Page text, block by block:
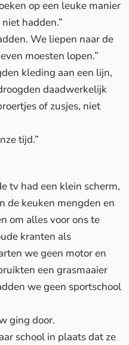
op een leuke manier
hadden.”
We liepen naar de
moesten lopen.”
kleding aan een lijn,
daadwerkelijk
of zusjes, niet
tijd.”
tv had een klein scherm,
de keuken mengden en
om alles voor ons te
kranten als
we geen motor en
een grasmaaier
we geen sportschool
ging door.
school in plaats dat ze